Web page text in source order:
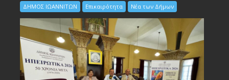
ΔΗΜΟΣ ΙΩΑΝΝΙΤΩΝ Επικαιρότητα Νέα των Δήμων